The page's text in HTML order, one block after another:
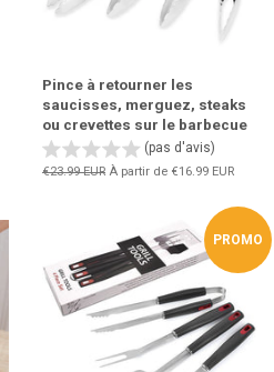
Pince à retourner les
saucisses, merguez, steaks
ou crevettes sur le barbecue
(pas d'avis)
Prix
€23.99 EUR À partir de €16.99 EUR
PROMO